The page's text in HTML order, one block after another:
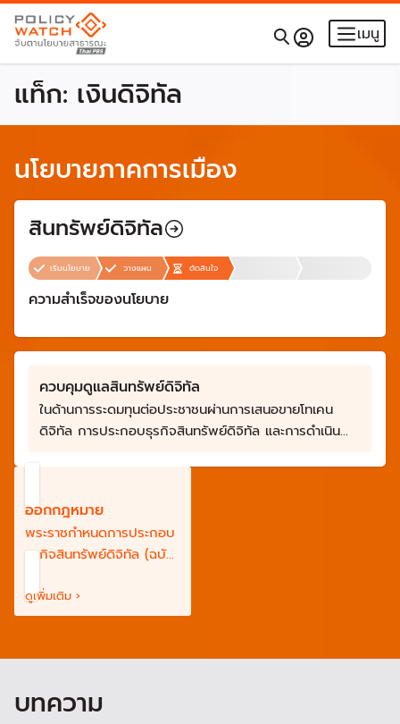
เมนู
แท็ก: เงินดิจิทัล
นโยบายภาคการเมือง
สินทรัพย์ดิจิทัล
เริ่มนโยบาย วางแผน ตัดสินใจ
ความสำเร็จของนโยบาย
ควบคุมดูแลสินทรัพย์ดิจิทัล
ในด้านการระดมทุนต่อประชาชนผ่านการเสนอขายโทเคน
ดิจิทัล การประกอบธุรกิจสินทรัพย์ดิจิทัล และการดำเนิน
ออกกฎหมาย
พระราชกำหนดการประกอบ
ธุรกิจสินทรัพย์ดิจิทัล (ฉบับ
กำหนดการประกอบธุรกิจ
สินทรัพย์ดิจิทัล (ฉบับที่ 2)
ดูเพิ่มเติม ›
บทความ